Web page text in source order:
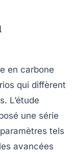
en carbone
qui diffèrent
L’étude
une série
tels
avancées